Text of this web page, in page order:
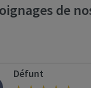
de
Défunt